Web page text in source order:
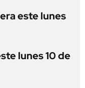
este lunes
lunes 10 de